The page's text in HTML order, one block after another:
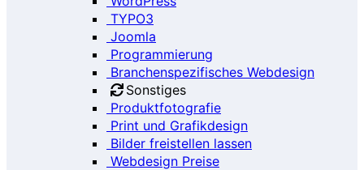
TYPO3
Joomla
Programmierung
Branchenspezifisches Webdesign
Sonstiges
Produktfotografie
Print und Grafikdesign
Bilder freistellen lassen
Webdesign Preise